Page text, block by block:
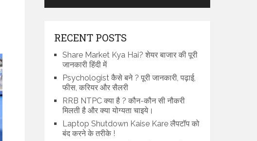
RECENT POSTS
Share Market Kya Hai? शेयर बाजार की पूरी
जानकारी हिंदी में
Psychologist कैसे बने ? पूरी जानकारी, पढ़ाई,
फीस, करियर और सैलरी
RRB NTPC क्या है ? कौन-कौन सी नौकरी
मिलती है और क्या योग्यता चाइये।
Laptop Shutdown Kaise Kare लैपटॉप को
बंद करने के तरीके !